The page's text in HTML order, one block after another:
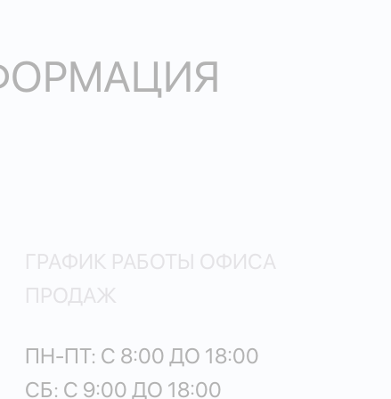
ГРАФИК РАБОТЫ ОФИСА
ПРОДАЖ
ПН-ПТ: С 8:00 ДО 18:00
СБ: С 9:00 ДО 18:00